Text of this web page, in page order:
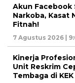
Akun Facebook
Narkoba, Kasat
Fitnah!
7 Agustus 2026 |
Kinerja
Unit Reskrim
Tembaga di